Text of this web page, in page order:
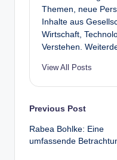
Themen, neue
Inhalte aus
Wirtschaft,
Verstehen.
View All Posts
Post
navigation
Previous Post
Rabea Bohlke: Eine
umfassende